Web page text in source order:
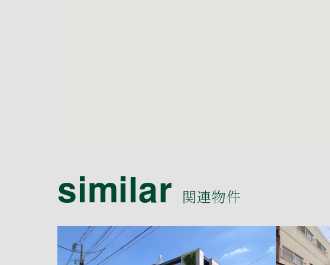
similar 関連物件